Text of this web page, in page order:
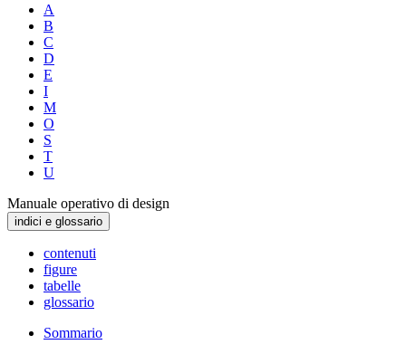
A
B
C
D
E
I
M
O
S
T
U
Manuale operativo di design
indici e glossario
contenuti
figure
tabelle
glossario
Sommario